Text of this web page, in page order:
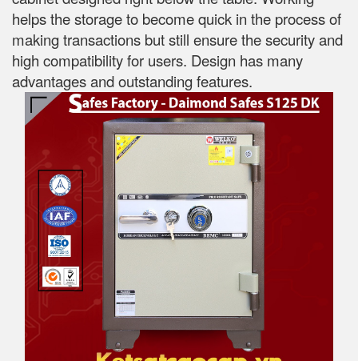
helps the storage to become quick in the process of
making transactions but still ensure the security and
high compatibility for users. Design has many
advantages and outstanding features.